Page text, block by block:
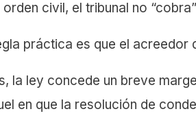
orden civil, el tribunal no
práctica es que el acreedor
la ley concede un breve
en que la resolución de